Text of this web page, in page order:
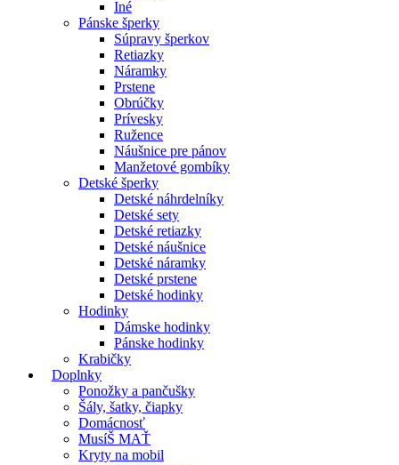
Iné
Pánske šperky
Súpravy šperkov
Retiazky
Náramky
Prstene
Obrúčky
Prívesky
Ružence
Náušnice pre pánov
Manžetové gombíky
Detské šperky
Detské náhrdelníky
Detské sety
Detské retiazky
Detské náušnice
Detské náramky
Detské prstene
Detské hodinky
Hodinky
Dámske hodinky
Pánske hodinky
Krabičky
Doplnky
Ponožky a pančušky
Šály, šatky, čiapky
Domácnosť
MusíŠ MAŤ
Kryty na mobil